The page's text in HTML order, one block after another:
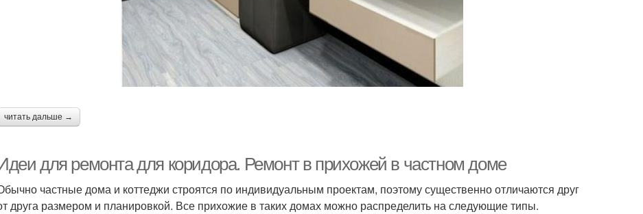
читать дальше →
для ремонта для коридора. Ремонт в прихожей в частном доме
частные дома и коттеджи строятся по индивидуальным проектам, поэтому существенно отличаются друг
друга размером и планировкой. Все прихожие в таких домах можно распределить на следующие типы.